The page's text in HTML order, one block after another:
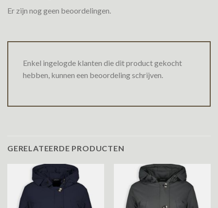
Er zijn nog geen beoordelingen.
Enkel ingelogde klanten die dit product gekocht
hebben, kunnen een beoordeling schrijven.
GERELATEERDE PRODUCTEN